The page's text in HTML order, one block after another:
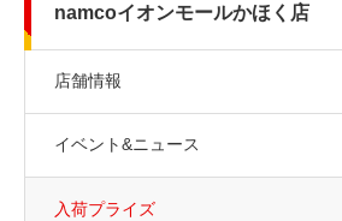
namcoイオンモールかほく店
店舗情報
イベント&ニュース
入荷プライズ